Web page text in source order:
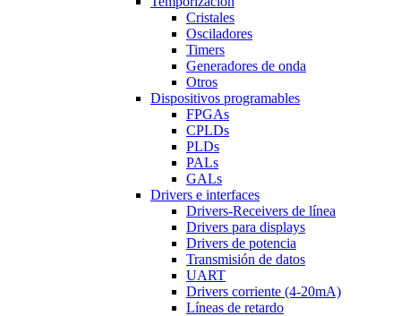
Cristales
Osciladores
Timers
Generadores de onda
Otros
Dispositivos programables
FPGAs
CPLDs
PLDs
PALs
GALs
Drivers e interfaces
Drivers-Receivers de línea
Drivers para displays
Drivers de potencia
Transmisión de datos
UART
Drivers corriente (4-20mA)
Líneas de retardo